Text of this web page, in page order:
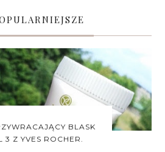
BLASK
3 Z YVES ROCHER.